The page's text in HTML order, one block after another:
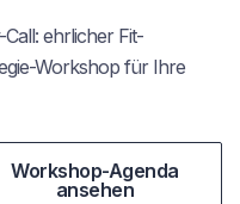
ehrlicher Fit-
Workshop für Ihre
Workshop-Agenda
ansehen